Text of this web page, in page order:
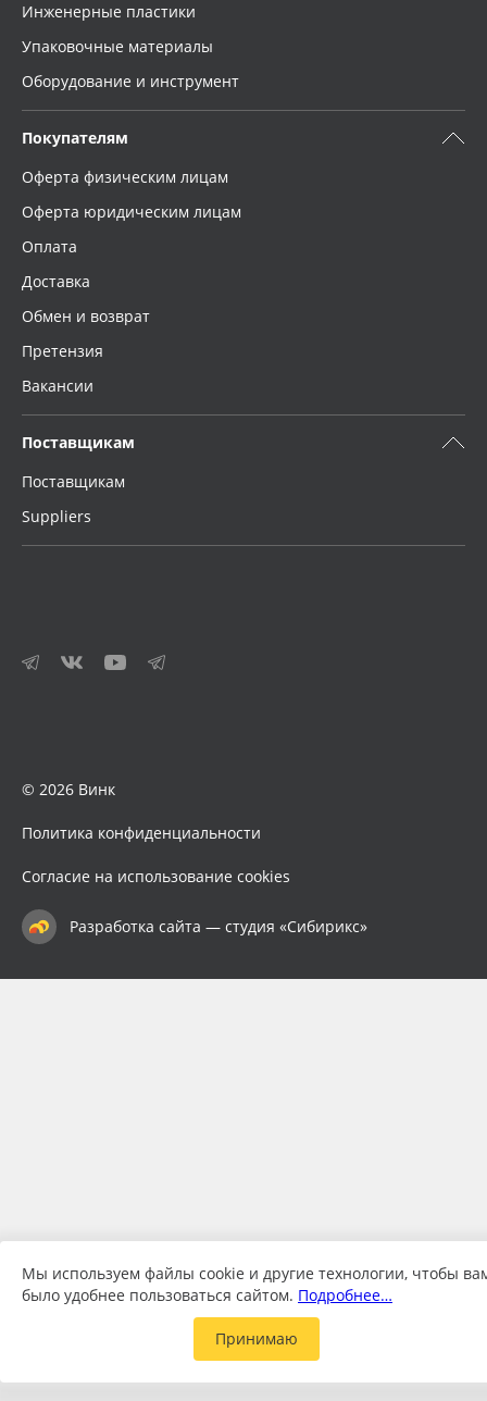
Инженерные пластики
Упаковочные материалы
Оборудование и инструмент
Покупателям
Оферта физическим лицам
Оферта юридическим лицам
Оплата
Доставка
Обмен и возврат
Претензия
Вакансии
Поставщикам
Поставщикам
Suppliers
© 2026 Винк
Политика конфиденциальности
Согласие на использование cookies
Разработка сайта — студия «Сибирикс»
Мы используем файлы cookie и другие технологии, чтобы
было удобнее пользоваться сайтом. Подробнее…
Принимаю